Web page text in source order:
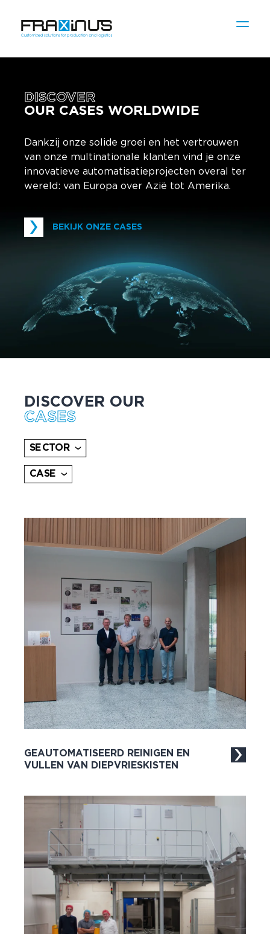
DISCOVER
OUR CASES WORLDWIDE
Dankzij onze solide groei en het vertrouwen
van onze multinationale klanten vind je onze
innovatieve automatisatieprojecten overal ter
wereld: van Europa over Azië tot Amerika.
BEKIJK ONZE CASES
DISCOVER OUR
CASES
CASE
SECTOR
GEAUTOMATISEERD REINIGEN EN
VULLEN VAN DIEPVRIESKISTEN